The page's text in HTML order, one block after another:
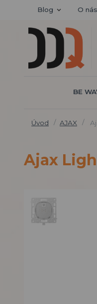
Blog O nás
BE
Úvod AJAX
Ajax